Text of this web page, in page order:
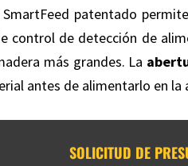
patentado
control de detección de
más grandes. La
antes de alimentarlo en la
SOLICITUD DE